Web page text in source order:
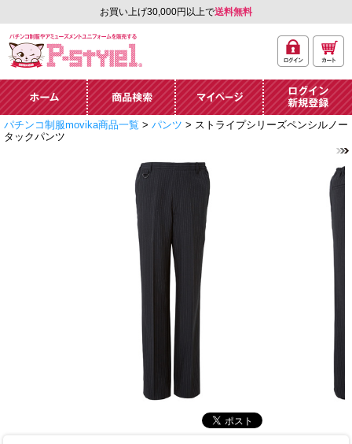
お買い上げ30,000円以上で送料無料
ーズメントユニフォー
ム通販「P-style 1」.
イン
ト
ホーム 商品検索 マイページ
ログイン・新規
パチンコ制服movika商品一覧 > パンツ > ストライプシリーズペンシルノー
タックパンツ